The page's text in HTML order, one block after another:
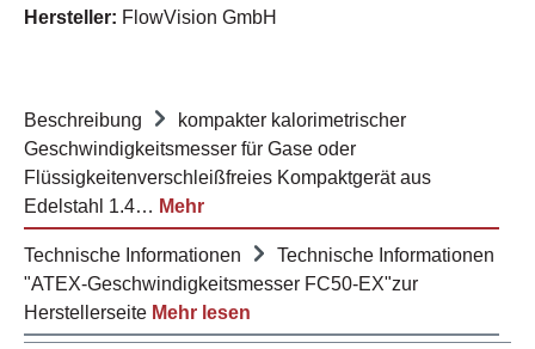
Hersteller: FlowVision GmbH
Beschreibung
kompakter kalorimetrischer
Geschwindigkeitsmesser für Gase oder
Flüssigkeitenverschleißfreies Kompaktgerät aus
Edelstahl 1.4… Mehr
Technische Informationen
Technische Informationen
"ATEX-Geschwindigkeitsmesser FC50-EX"zur
Herstellerseite Mehr lesen